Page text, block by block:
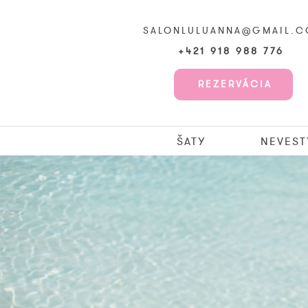
+421 918 988 776
REZERVÁCIA
ŠATY